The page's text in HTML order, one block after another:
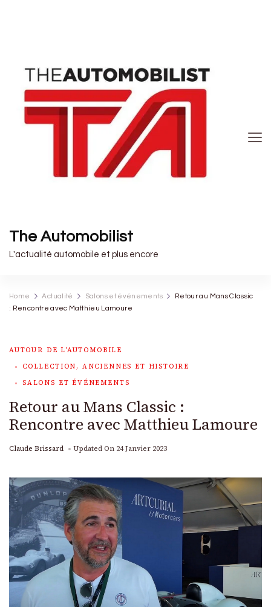
The Automobilist
L'actualité automobile et plus encore
Home Actualité Salons et événements
Retour au Mans Classic
: Rencontre avec Matthieu Lamoure
AUTOUR DE L'AUTOMOBILE
COLLECTION, ANCIENNES ET HISTOIRE
SALONS ET ÉVÉNEMENTS
Retour au Mans Classic :
Rencontre avec Matthieu Lamoure
Claude Brissard Updated On 24 Janvier 2023